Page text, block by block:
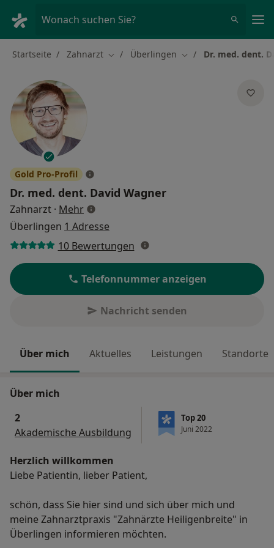
Wonach suchen Sie?
Startseite Zahnarzt Stadt ändern
Überlingen Stadt ändern
Dr. med. dent.
Gold Pro-Profil
Dr. med. dent. David Wagner
Zahnarzt · Mehrüber Spezialisierungen
Überlingen 1 Adresse
10 Bewertungen
Telefonnummer anzeigen
Nachricht senden
Über mich Aktuelles Leistungen Standorte
Über mich
2
Akademische Ausbildung
Top 20
Juni 2022
Herzlich willkommen
Liebe Patientin, lieber Patient,
schön, dass Sie hier sind und sich über mich und
meine Zahnarztpraxis "Zahnärzte Heiligenbreite" in
Überlingen informieren möchten.